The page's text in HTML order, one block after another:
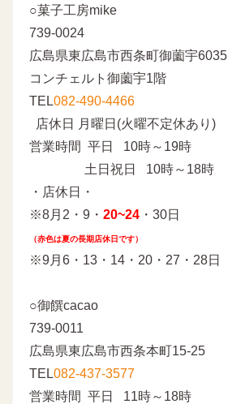
○菓子工房mike
739-0024
広島県東広島市西条町御薗宇6035
コンチェルト御薗宇1階
TEL082-490-4466
店休日 月曜日(火曜不定休あり)
営業時間 平日 10時～19時
土日祝日 10時～18時
・店休日・
※8月2・9・ 20~24 ・30日
（赤色は夏の長期店休日です）
※9月6・13・14・20・27・28日
○御饌cacao
739-0011
広島県東広島市西条本町15-25
TEL082-437-3577
営業時間 平日 11時～18時